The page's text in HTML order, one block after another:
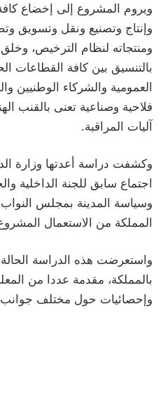
ويروم المشروع إلى إخضاع
وإنتاج وتصنيع ونقل وتسويق
ومنتجاته لنظام الترخيص، وخلق
بالتنسيق بين كافة القطاعات
العمومية والشركاء الوطنيين
فلاحية وصناعية تعنى بالقنب
آليات المراقبة.
وكشفت دراسة أعدتها وزارة
اجتماع سابق للجنة الداخلية
وسياسة المدينة بمجلس
المملكة من الاستعمال
واستعرضت هذه الدراسة الحالة
بالمملكة، مقدمة عددا من
وإحصائيات حول مختلف